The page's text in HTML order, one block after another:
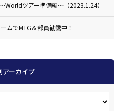
Worldツアー準備編〜（2023.1.24）
ムでMTG＆部員勧誘中！
アーカイブ